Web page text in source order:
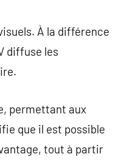
À la différence
diffuse les
permettant aux
que il est possible
tout à partir